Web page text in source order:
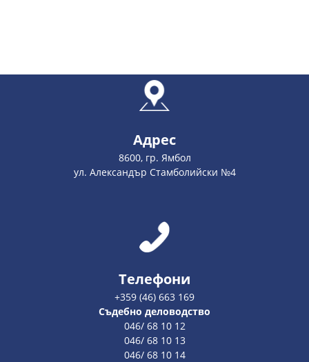
Адрес
8600, гр. Ямбол
ул. Александър Стамболийски №4
Телефони
+359 (46) 663 169
Съдебно деловодство
046/ 68 10 12
046/ 68 10 13
046/ 68 10 14